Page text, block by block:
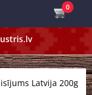
0
Latvija 200g